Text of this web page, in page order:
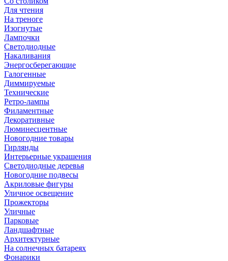
Для чтения
На треноге
Изогнутые
Лампочки
Светодиодные
Накаливания
Энергосберегающие
Галогенные
Диммируемые
Технические
Ретро-лампы
Филаментные
Декоративные
Люминесцентные
Новогодние товары
Гирлянды
Интерьерные украшения
Светодиодные деревья
Новогодние подвесы
Акриловые фигуры
Уличное освещение
Прожекторы
Уличные
Парковые
Ландшафтные
Архитектурные
На солнечных батареях
Фонарики